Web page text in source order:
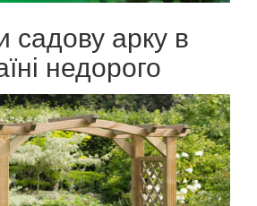
садову арку в
недорого